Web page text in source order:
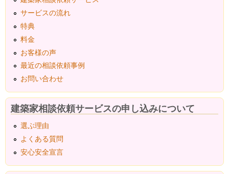
サービスの流れ
特典
料金
お客様の声
最近の相談依頼事例
お問い合わせ
建築家相談依頼サービスの申し込みについて
選ぶ理由
よくある質問
安心安全宣言